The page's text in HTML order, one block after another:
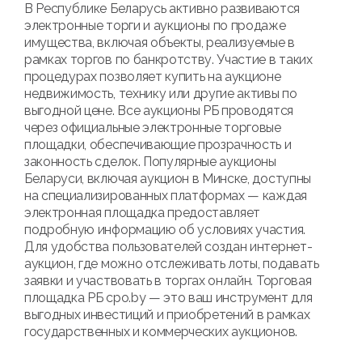
В Республике Беларусь активно развиваются
электронные торги и аукционы по продаже
имущества, включая объекты, реализуемые в
рамках торгов по банкротству. Участие в таких
процедурах позволяет купить на аукционе
недвижимость, технику или другие активы по
выгодной цене. Все аукционы РБ проводятся
через официальные электронные торговые
площадки, обеспечивающие прозрачность и
законность сделок. Популярные аукционы
Беларуси, включая аукцион в Минске, доступны
на специализированных платформах — каждая
электронная площадка предоставляет
подробную информацию об условиях участия.
Для удобства пользователей создан интернет-
аукцион, где можно отслеживать лоты, подавать
заявки и участвовать в торгах онлайн. Торговая
площадка РБ cpo.by — это ваш инструмент для
выгодных инвестиций и приобретений в рамках
государственных и коммерческих аукционов.